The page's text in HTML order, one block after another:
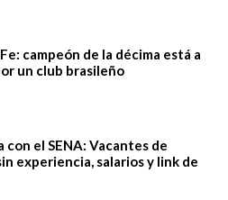
campeón de la décima está a
un club brasileño
con el SENA: Vacantes de
experiencia, salarios y link de